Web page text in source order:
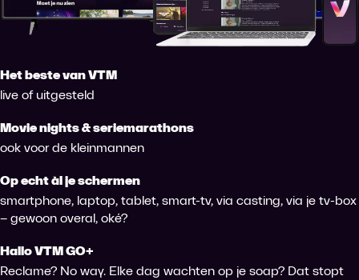
Het beste van VTM
live of uitgesteld
Movie nights & seriemarathons
ook voor de kleinmannen
Op echt àl je schermen
smartphone, laptop, tablet, smart-tv, via casting, via je tv-box
– gewoon overal, oké?
Hallo VTM GO+
Reclame? No way. Elke dag wachten op je soap? Dat stopt